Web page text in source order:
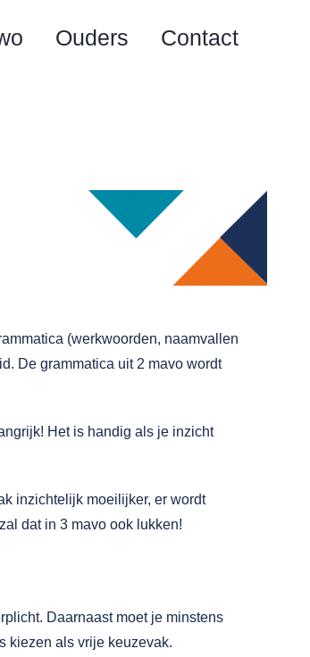
Ouders Contact
(werkwoorden, naamvallen
De grammatica uit 2 mavo wordt
Het is handig als je inzicht
inzichtelijk moeilijker, er wordt
dat in 3 mavo ook lukken!
Daarnaast moet je minstens
kiezen als vrije keuzevak.